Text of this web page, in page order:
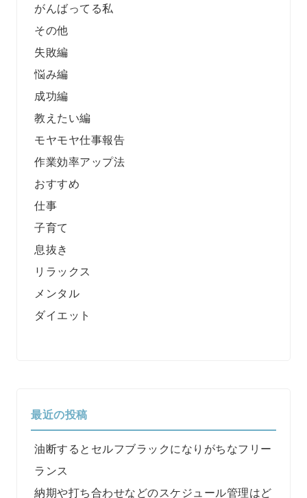
がんばってる私
その他
失敗編
悩み編
成功編
教えたい編
モヤモヤ仕事報告
作業効率アップ法
おすすめ
仕事
子育て
息抜き
リラックス
メンタル
ダイエット
最近の投稿
油断するとセルフブラックになりがちなフリー
ランス
納期や打ち合わせなどのスケジュール管理はど